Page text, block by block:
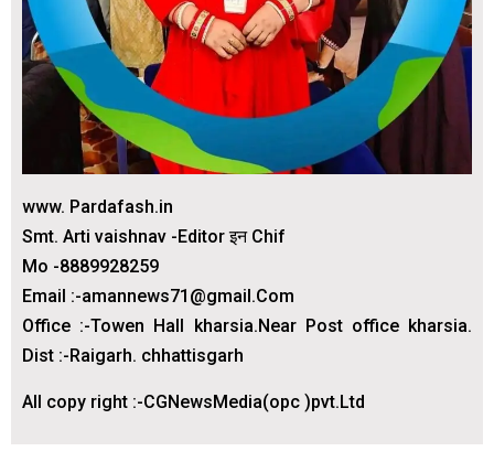
www. Pardafash.in
Smt. Arti vaishnav -Editor इन Chif
Mo -8889928259
Email :-amannews71@gmail.Com
Office :-Towen Hall kharsia.Near Post office kharsia.
Dist :-Raigarh. chhattisgarh
All copy right :-CGNewsMedia(opc )pvt.Ltd